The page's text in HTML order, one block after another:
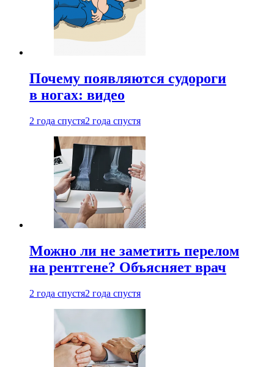
Почему появляются судороги
в ногах: видео
2 года спустя2 года спустя
Можно ли не заметить перелом
на рентгене? Объясняет врач
2 года спустя2 года спустя